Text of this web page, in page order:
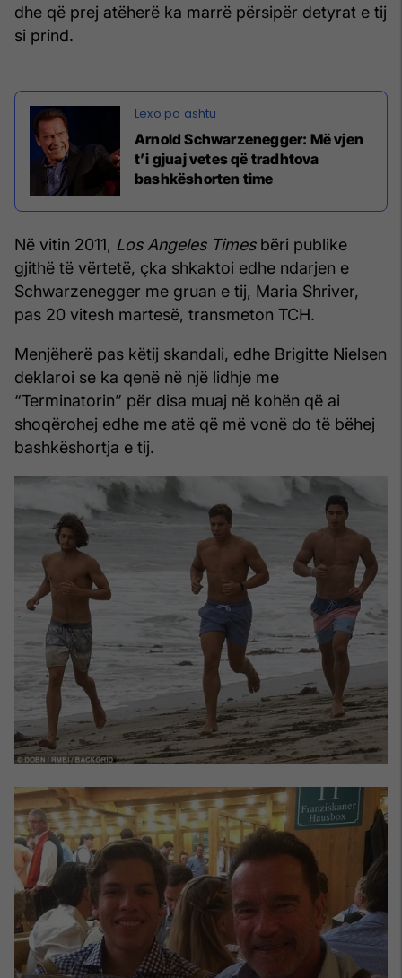
dhe që prej atëherë ka marrë përsipër detyrat e tij
si prind.
Arnold Schwarzenegger: Më vjen
t’i gjuaj vetes që tradhtova
bashkëshorten time
Në vitin 2011, Los Angeles Timesbëri publike
gjithë të vërtetë, çka shkaktoi edhe ndarjen e
Schwarzenegger me gruan e tij, Maria Shriver,
pas 20 vitesh martesë, transmeton TCH.
Menjëherë pas këtij skandali, edhe Brigitte Nielsen
deklaroi se ka qenë në një lidhje me
“Terminatorin” për disa muaj në kohën që ai
shoqërohej edhe me atë që më vonë do të bëhej
bashkëshortja e tij.